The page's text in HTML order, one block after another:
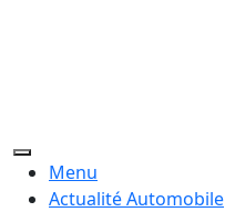
Menu
Actualité Automobile